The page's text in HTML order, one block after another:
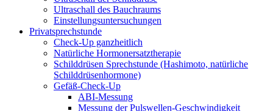
Ultraschall des Bauchraums
Einstellungsuntersuchungen
Privatsprechstunde
Check-Up ganzheitlich
Natürliche Hormonersatztherapie
Schilddrüsen Sprechstunde (Hashimoto, natürliche
Schilddrüsenhormone)
Gefäß-Check-Up
ABI-Messung
Messung der Pulswellen-Geschwindigkeit